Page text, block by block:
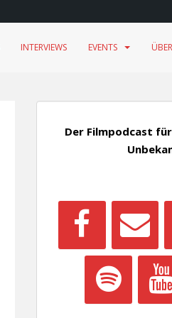
INTERVIEWS EVENTS
Der Filmpodcast